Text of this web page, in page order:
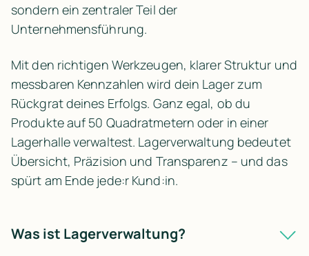
sondern ein zentraler Teil der
Unternehmensführung.
Mit den richtigen Werkzeugen, klarer Struktur und
messbaren Kennzahlen wird dein Lager zum
Rückgrat deines Erfolgs. Ganz egal, ob du
Produkte auf 50 Quadratmetern oder in einer
Lagerhalle verwaltest. Lagerverwaltung bedeutet
Übersicht, Präzision und Transparenz – und das
spürt am Ende jede:r Kund:in.
Was ist Lagerverwaltung?